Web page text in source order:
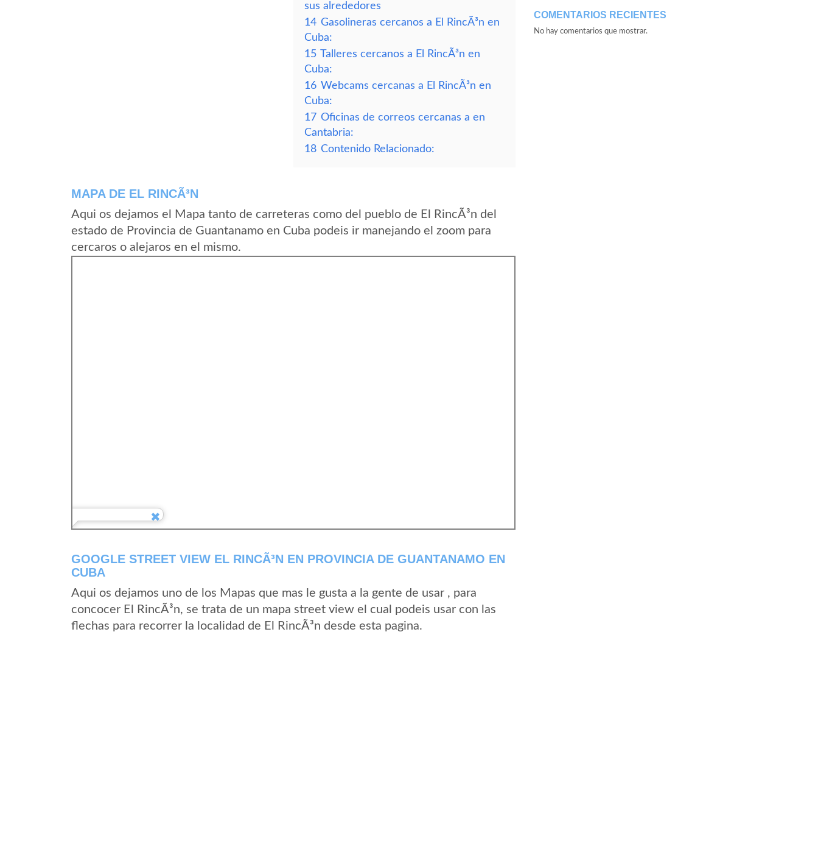
sus alrededores
14 Gasolineras cercanos a El RincÃ³n en
Cuba:
15 Talleres cercanos a El RincÃ³n en
Cuba:
16 Webcams cercanas a El RincÃ³n en
Cuba:
17 Oficinas de correos cercanas a en
Cantabria:
18 Contenido Relacionado:
MAPA DE EL RINCÃ³N
Aqui os dejamos el Mapa tanto de carreteras como del pueblo de El RincÃ³n del
estado de Provincia de Guantanamo en Cuba podeis ir manejando el zoom para
cercaros o alejaros en el mismo.
GOOGLE STREET VIEW EL RINCÃ³N EN PROVINCIA DE GUANTANAMO EN
CUBA
Aqui os dejamos uno de los Mapas que mas le gusta a la gente de usar , para
concocer El RincÃ³n, se trata de un mapa street view el cual podeis usar con las
flechas para recorrer la localidad de El RincÃ³n desde esta pagina.
COMENTARIOS RECIENTES
No hay comentarios que mostrar.